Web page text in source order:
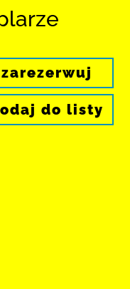
zarezerwuj
do listy